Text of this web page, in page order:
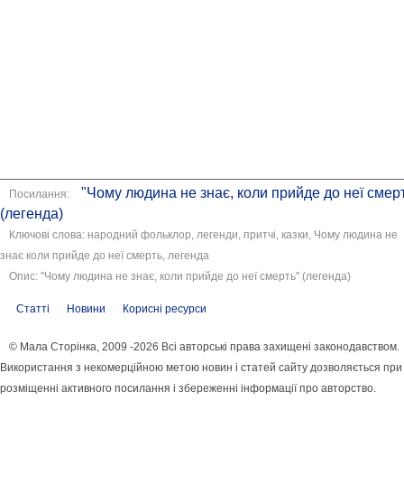
Посилання:
"Чому людина не знає, коли прийде до неї
(легенда)
Ключові слова: народний фольклор, легенди, притчі, казки, Чому людина не
знає коли прийде до неї смерть, легенда
Опис: "Чому людина не знає, коли прийде до неї смерть" (легенда)
Статті Новини Корисні ресурси
© Мала Сторінка, 2009 -2026 Всі авторські права захищені законодавством.
Використання з некомерційною метою новин і статей сайту дозволяється при
розміщенні активного посилання і збереженні інформації про авторство.